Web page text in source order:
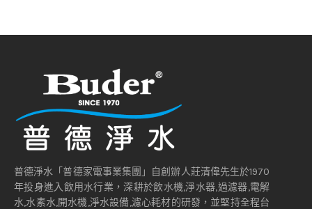
普德淨水「普德家電事業集團」自創辦人莊清偉先生於1970
年投身進入飲用水行業，深耕於飲水機,淨水器,過濾器,電解
水,水素水,開水機,淨水設備,濾心耗材的研發，並堅持全程台